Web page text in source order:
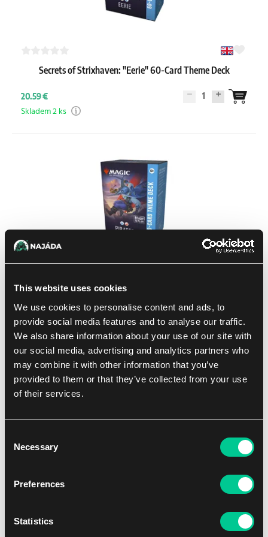
This website uses cookies
We use cookies to personalise content and ads, to
provide social media features and to analyse our traffic.
We also share information about your use of our site with
our social media, advertising and analytics partners who
may combine it with other information that you’ve
provided to them or that they’ve collected from your use
of their services.
Selection
Necessary
Preferences
Statistics
Secrets of Strixhaven: "Eerie" 60-Card Theme Deck
20.59 € 1
Skladem 2 ks
24.59 € 1
Skladem > 4 ks
Magic: The Gathering | Avatar: The Last Airbender Beginner